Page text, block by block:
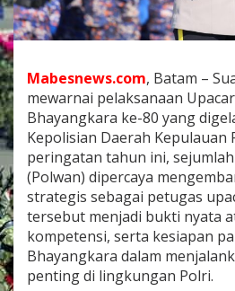
e
i
A
m
b
P
e
r
a
n
S
t
Mabesnews.com, Batam –
mewarnai pelaksanaan
Bhayangkara ke-80 yang
Kepolisian Daerah Kepulauan
peringatan tahun ini,
(Polwan) dipercaya
strategis sebagai petugas
tersebut menjadi bukti nyata
kompetensi, serta kesiapan
Bhayangkara dalam
penting di lingkungan Polri.